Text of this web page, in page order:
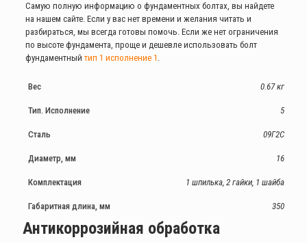
Самую полную информацию о фундаментных болтах, вы найдете
на нашем сайте. Если у вас нет времени и желания читать и
разбираться, мы всегда готовы помочь. Если же нет ограничения
по высоте фундамента, проще и дешевле использовать болт
фундаментный тип 1 исполнение 1
Вес 0.67 кг
Тип. Исполнение 5
Сталь 09Г2С
Диаметр, мм 16
Комплектация 1 шпилька, 2 гайки, 1 шайба
Габаритная длина, мм 350
Антикоррозийная обработка